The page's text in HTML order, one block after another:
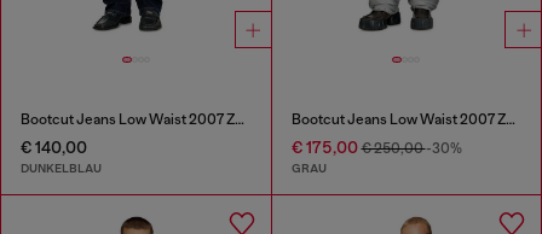
Bootcut Jeans Low Waist 2007 Zatiny
€ 140,00
DUNKELBLAU
Bootcut Jeans Low Waist 2007 Zatiny
€ 175,00€ 250,00-30%
GRAU